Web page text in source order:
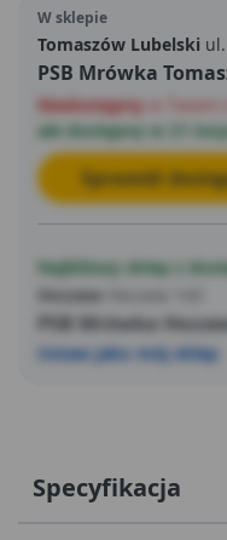
aranżacje przestrzeni
charakter.
W sklepie
Tomaszów Lubelski
PSB Mrówka
Niedostępny
ale dostępny w 21
Sprawdź
Najbliższy sklep z
Hoczew
PSB Mrówka
Ustaw jako mój sklep
Specyfikacja